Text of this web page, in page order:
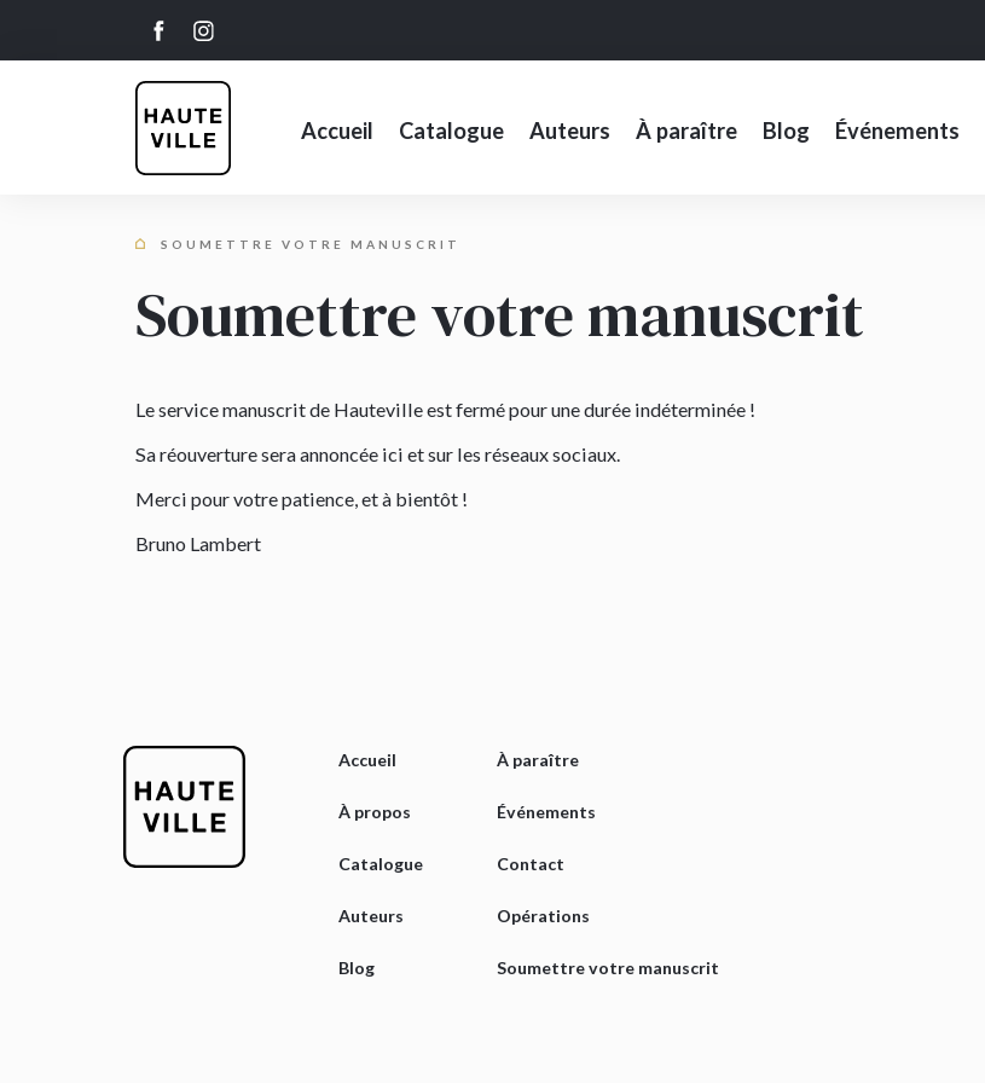
Accueil Catalogue Auteurs À paraître Blog Événements
SOUMETTRE VOTRE MANUSCRIT
Soumettre votre manuscrit
Le service manuscrit de Hauteville est fermé pour une durée indéterminée !
Sa réouverture sera annoncée ici et sur les réseaux sociaux.
Merci pour votre patience, et à bientôt !
Bruno Lambert
Accueil À paraître
À propos Événements
Catalogue Contact
Auteurs Opérations
Blog Soumettre votre manuscrit